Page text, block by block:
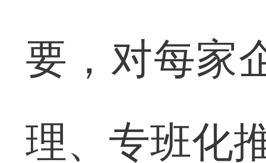
要，对每家
理、专班化